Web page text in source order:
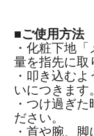
■ご使用方法
・化粧下地
量を指先に取
・叩き込む
いにつきます。
・つけ過ぎ
ださい。
・首や腕、